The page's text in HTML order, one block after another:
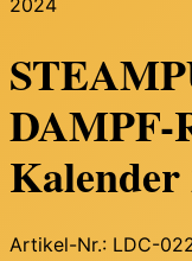
DAMPF-
Kalender
Artikel-Nr.: LDC-